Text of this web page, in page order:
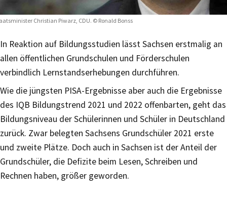
Christian Piwarz, CDU. © Ronald Bonss
In Reaktion auf Bildungsstudien lässt Sachsen erstmalig an
allen öffentlichen Grundschulen und Förderschulen
verbindlich Lernstandserhebungen durchführen.
Wie die jüngsten PISA-Ergebnisse aber auch die Ergebnisse
des IQB Bildungstrend 2021 und 2022 offenbarten, geht das
Bildungsniveau der Schülerinnen und Schüler in Deutschland
zurück. Zwar belegten Sachsens Grundschüler 2021 erste
und zweite Plätze. Doch auch in Sachsen ist der Anteil der
Grundschüler, die Defizite beim Lesen, Schreiben und
Rechnen haben, größer geworden.